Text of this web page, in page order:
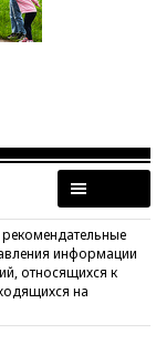
информации
относящихся к
на